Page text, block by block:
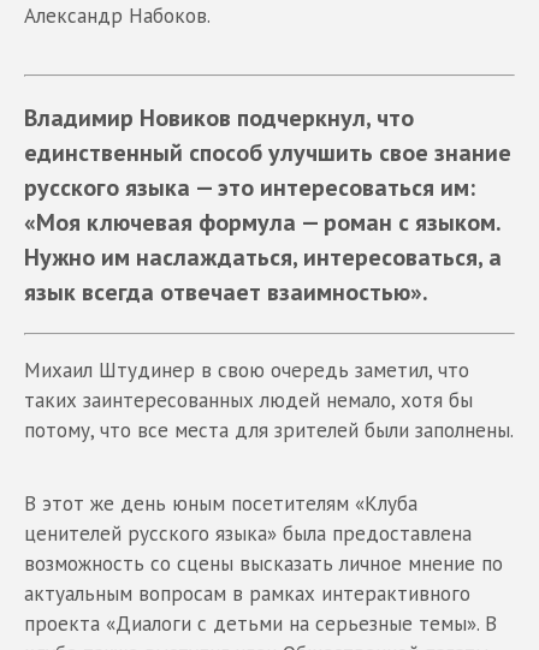
Александр Набоков.
Владимир Новиков подчеркнул, что
единственный способ улучшить свое знание
русского языка — это интересоваться им:
«Моя ключевая формула — роман с языком.
Нужно им наслаждаться, интересоваться, а
язык всегда отвечает взаимностью».
Михаил Штудинер в свою очередь заметил, что
таких заинтересованных людей немало, хотя бы
потому, что все места для зрителей были заполнены.
В этот же день юным посетителям «Клуба
ценителей русского языка» была предоставлена
возможность со сцены высказать личное мнение по
актуальным вопросам в рамках интерактивного
проекта «Диалоги с детьми на серьезные темы». В